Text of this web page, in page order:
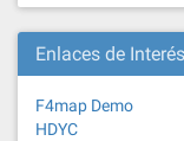
Enlaces de Interés
F4map Demo
HDYC